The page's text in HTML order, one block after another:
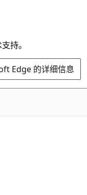
持。
Edge 的详细信息